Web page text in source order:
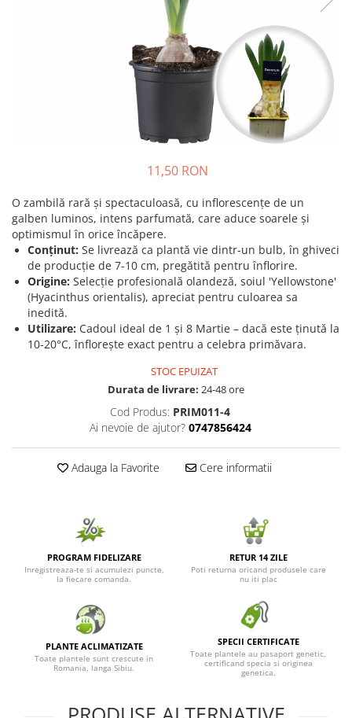
Bulbi de Gaillardia (Kokarda)
Bulbi de Narcise
Bulbi de Ranunculus
Bulbi de Tigridia
Bulbi de Zambile
Bulbi de Zantedeschia
Bulbi Sparaxis
Mixuri de Bulbi
Seminte de Flori
Seminte de Legume/Fructe
Smochini - Ficus carica
11,50 RON
O zambilă rară și spectaculoasă, cu inflorescențe de un
galben luminos, intens parfumată, care aduce soarele și
optimismul în orice încăpere.
Conținut: Se livrează ca plantă vie dintr-un bulb, în ghiveci
de producție de 7-10 cm, pregătită pentru înflorire.
Origine: Selecție profesională olandeză, soiul 'Yellowstone'
(Hyacinthus orientalis), apreciat pentru culoarea sa
inedită.
Utilizare: Cadoul ideal de 1 și 8 Martie – dacă este ținută la
10-20°C, înflorește exact pentru a celebra primăvara.
STOC EPUIZAT
Durata de livrare: 24-48 ore
Cod Produs: PRIM011-4
Ai nevoie de ajutor? 0747856424
Adauga la Favorite Cere informatii
PROGRAM FIDELIZARE
Inregistreaza-te si acumulezi puncte,
la fiecare comanda.
RETUR 14 ZILE
Poti returna oricand produsele care
nu iti plac
PLANTE ACLIMATIZATE
Toate plantele sunt crescute in
Romania, langa Sibiu.
SPECII CERTIFICATE
Toate plantele au pasaport genetic,
certificand specia si originea
genetica.